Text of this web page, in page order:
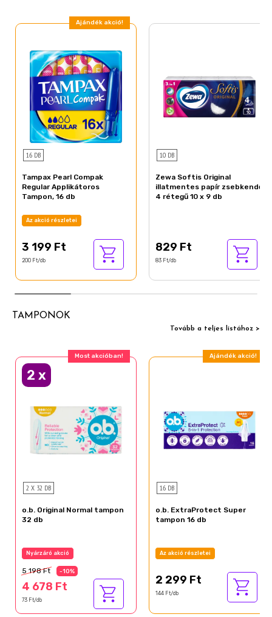
Ajándék akció!
16 DB
Tampax Pearl Compak
Regular Applikátoros
Tampon, 16 db
Az akció részletei
3 199 Ft
200 Ft/db
10 DB
Zewa Softis Original
illatmentes papír zsebkendő
4 rétegű 10 x 9 db
829 Ft
83 Ft/db
TAMPONOK
Tovább a teljes listához >
Most akcióban!
2 x
2 X 32 DB
o.b. Original Normal tampon
32 db
Nyárzáró akció
5 198 Ft -10%
4 678 Ft
73 Ft/db
Ajándék akció!
16 DB
o.b. ExtraProtect Super
tampon 16 db
Az akció részletei
2 299 Ft
144 Ft/db